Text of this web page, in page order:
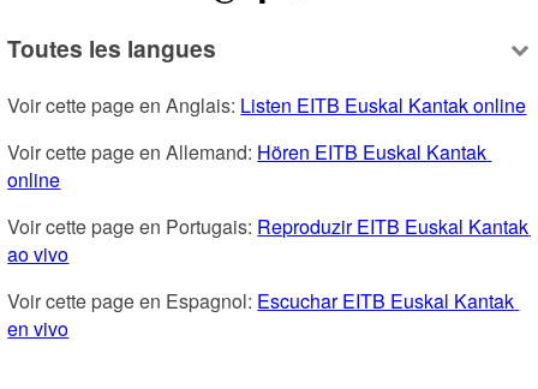
Toutes les langues
Voir cette page en Anglais: Listen EITB Euskal Kantak online
Voir cette page en Allemand: Hören EITB Euskal Kantak
online
Voir cette page en Portugais: Reproduzir EITB Euskal Kantak
ao vivo
Voir cette page en Espagnol: Escuchar EITB Euskal Kantak
en vivo